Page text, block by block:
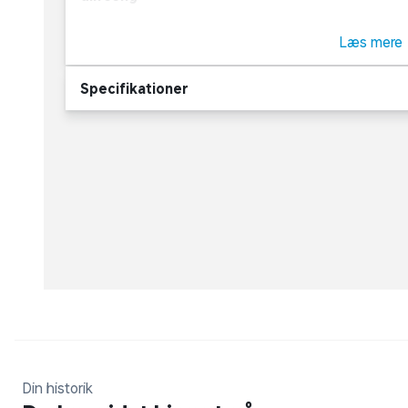
Ergonomisk støtte med memoryskum
Denne memoryskum topmadras er skabt til at give
liggeflade. Topmadrassen har en kernehøjde på 6
OEKO-TEX® STANDARD 100-mærket betyder,
have en negativ miljøpåvirkning.
Læs mere
Specifikationer
Din historik